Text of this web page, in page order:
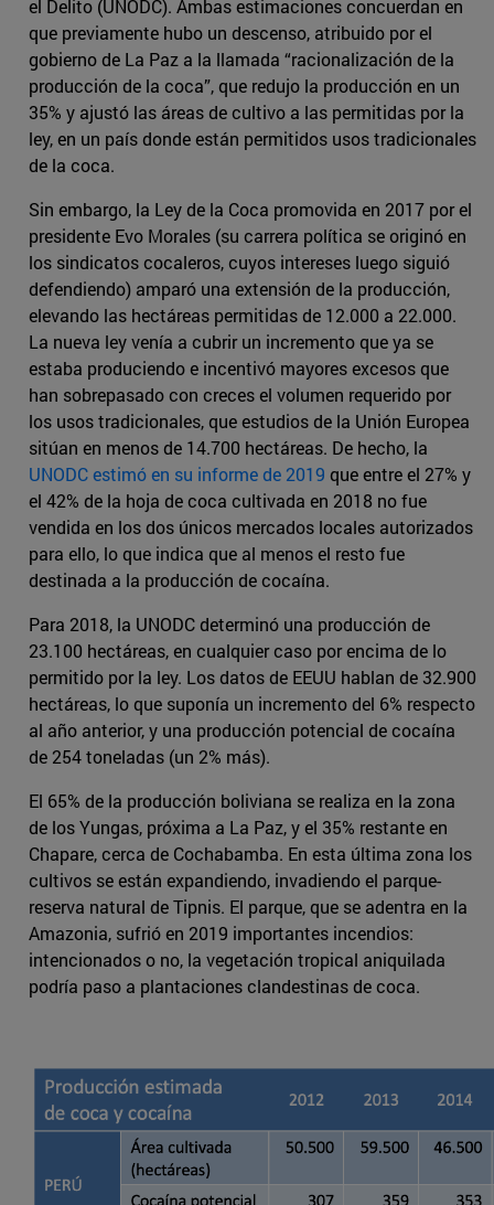
el Delito (UNODC). Ambas estimaciones concuerdan en
que previamente hubo un descenso, atribuido por el
gobierno de La Paz a la llamada “racionalización de la
producción de la coca”, que redujo la producción en un
35% y ajustó las áreas de cultivo a las permitidas por la
ley, en un país donde están permitidos usos tradicionales
de la coca.
Sin embargo, la Ley de la Coca promovida en 2017 por el
presidente Evo Morales (su carrera política se originó en
los sindicatos cocaleros, cuyos intereses luego siguió
defendiendo) amparó una extensión de la producción,
elevando las hectáreas permitidas de 12.000 a 22.000.
La nueva ley venía a cubrir un incremento que ya se
estaba produciendo e incentivó mayores excesos que
han sobrepasado con creces el volumen requerido por
los usos tradicionales, que estudios de la Unión Europea
sitúan en menos de 14.700 hectáreas. De hecho, la
UNODC estimó en su informe de 2019 que entre el 27% y
el 42% de la hoja de coca cultivada en 2018 no fue
vendida en los dos únicos mercados locales autorizados
para ello, lo que indica que al menos el resto fue
destinada a la producción de cocaína.
Para 2018, la UNODC determinó una producción de
23.100 hectáreas, en cualquier caso por encima de lo
permitido por la ley. Los datos de EEUU hablan de 32.900
hectáreas, lo que suponía un incremento del 6% respecto
al año anterior, y una producción potencial de cocaína
de 254 toneladas (un 2% más).
El 65% de la producción boliviana se realiza en la zona
de los Yungas, próxima a La Paz, y el 35% restante en
Chapare, cerca de Cochabamba. En esta última zona los
cultivos se están expandiendo, invadiendo el parque-
reserva natural de Tipnis. El parque, que se adentra en la
Amazonia, sufrió en 2019 importantes incendios:
intencionados o no, la vegetación tropical aniquilada
podría paso a plantaciones clandestinas de coca.